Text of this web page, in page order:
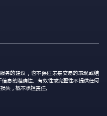
务的建议，也不保证未来交易的表现或结
息的准确性、有效性或完整性不提供任何
失，概不承担责任。